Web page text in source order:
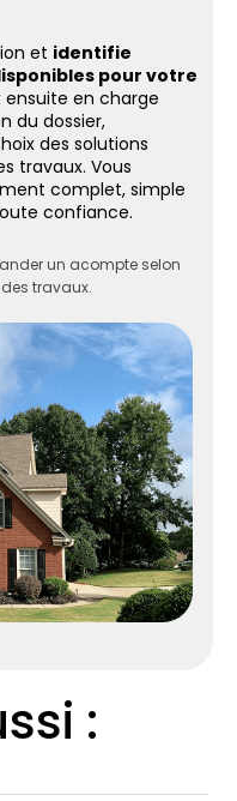
et identifie
pour votre
ensuite en charge
du dossier,
des solutions
travaux. Vous
complet, simple
confiance.
un acompte selon
travaux.
: